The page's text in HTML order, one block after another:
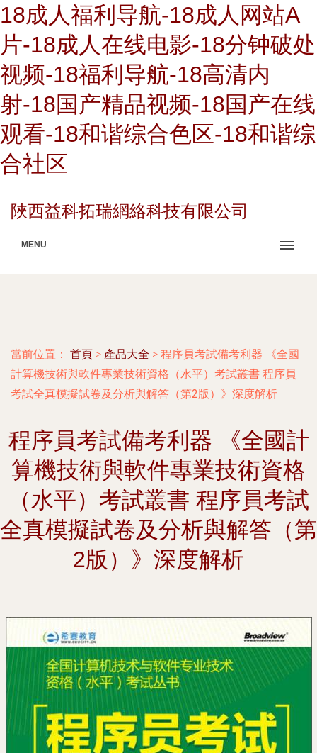
18成人福利导航-18成人网站A
片-18成人在线电影-18分钟破处
视频-18福利导航-18高清内
射-18国产精品视频-18国产在线
观看-18和谐综合色区-18和谐综
合社区
陜西益科拓瑞網絡科技有限公司
MENU
當前位置： 首頁 > 產品大全 > 程序員考試備考利器 《全國
計算機技術與軟件專業技術資格（水平）考試叢書 程序員
考試全真模擬試卷及分析與解答（第2版）》深度解析
程序員考試備考利器 《全國計
算機技術與軟件專業技術資格
（水平）考試叢書 程序員考試
全真模擬試卷及分析與解答（第
2版）》深度解析